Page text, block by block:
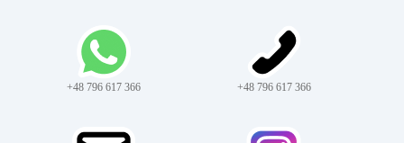
+48 796 617 366 +48 796 617 366